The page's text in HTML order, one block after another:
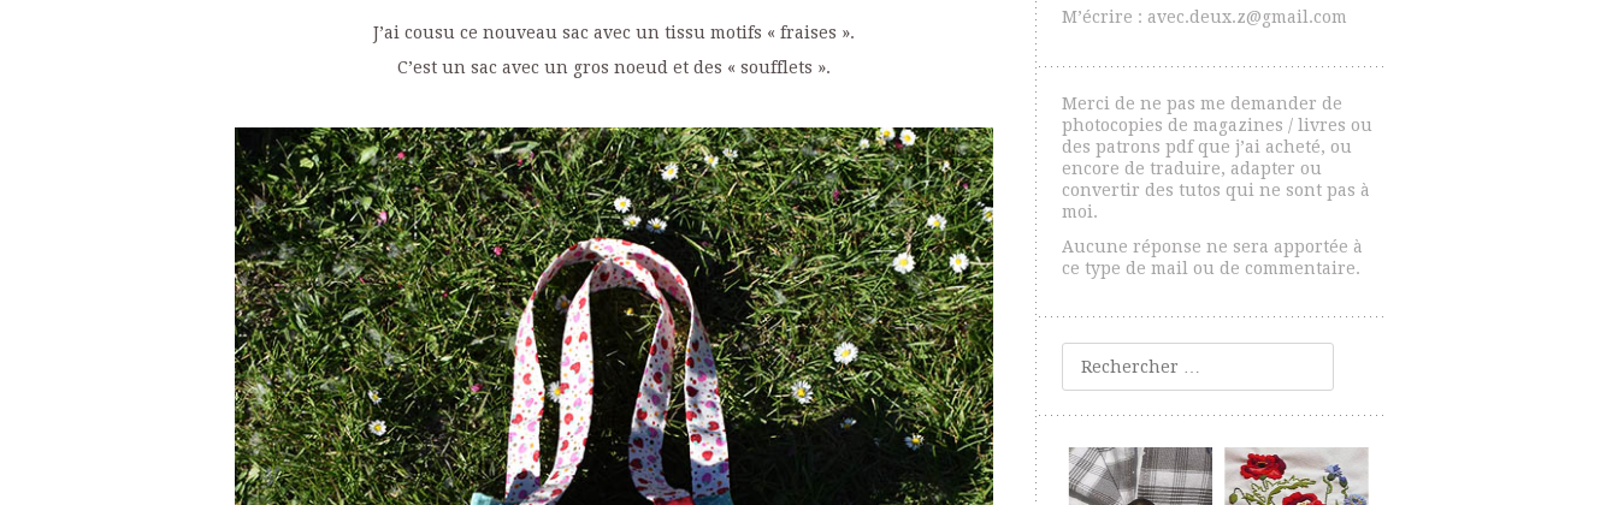
J’ai cousu ce nouveau sac avec un tissu motifs « fraises ».
C’est un sac avec un gros noeud et des « soufflets ».
M’écrire : avec.deux.z@gmail.com
Merci de ne pas me demander de
photocopies de magazines / livres ou
des patrons pdf que j’ai acheté, ou
encore de traduire, adapter ou
convertir des tutos qui ne sont pas à
moi.
Aucune réponse ne sera apportée à
ce type de mail ou de commentaire.
Rechercher